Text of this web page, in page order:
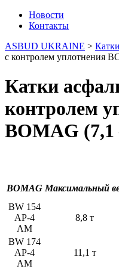
Новости
Контакты
ASBUD UKRAINE >
с контролем уплотнения
Катки
контролем
BOMAG (7,1
BOMAG Максимальный
BW 154
АР-4
AM
8,8 т
BW 174
АР-4
AM
11,1 т